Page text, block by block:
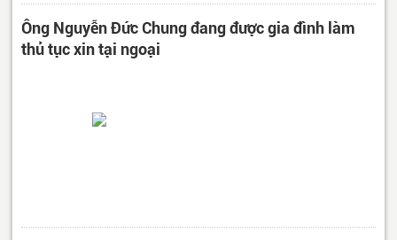
Ông Nguyễn Đức Chung đang được gia đình làm
thủ tục xin tại ngoại